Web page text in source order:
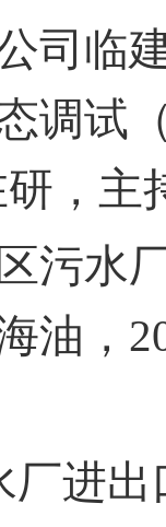
司临
调试
研，主
污水
油，
厂进